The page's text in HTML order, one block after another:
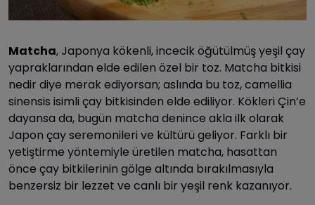
Matcha, Japonya kökenli, incecik öğütülmüş yeşil çay
yapraklarından elde edilen özel bir toz. Matcha bitkisi
nedir diye merak ediyorsan; aslında bu toz, camellia
sinensis isimli çay bitkisinden elde ediliyor. Kökleri Çin’e
dayansa da, bugün matcha denince akla ilk olarak
Japon çay seremonileri ve kültürü geliyor. Farklı bir
yetiştirme yöntemiyle üretilen matcha, hasattan
önce çay bitkilerinin gölge altında bırakılmasıyla
benzersiz bir lezzet ve canlı bir yeşil renk kazanıyor.